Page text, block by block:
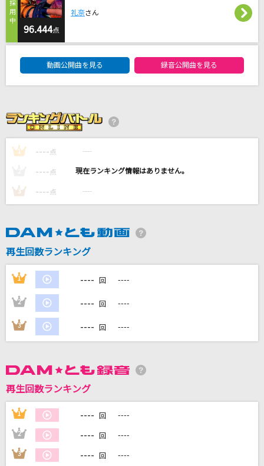
ホウキ雲
転がる岩、君に朝が降る
ASIAN KUNG-FU GENERATION
流星
コブクロ
BE THE MONSTER(feat. KOPERU,Cosaqu,KB
D,KennyDoes,teppei,コーラ,KZ,ILL SWAG GAG
A,peko & テークエム)
VOiCE
Time goes by
Every Little Thing
カラオケをもっと楽しもう！
96.444点
礼奈さん
動画公開曲を見る 録音公開曲を見る
1 ---- 点 ----
---- 点 ----
3 ---- 点 ----
再生回数ランキング
1 ---- 回 ----
2 ---- 回 ----
3 ---- 回 ----
再生回数ランキング
1 ---- 回 ----
2 ---- 回 ----
3 ---- 回 ----